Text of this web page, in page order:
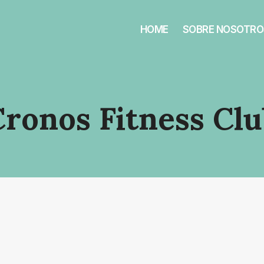
HOME SOBRE
Fitness